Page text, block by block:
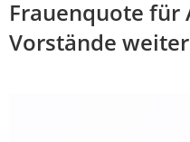
Frauenquote
Vorstände